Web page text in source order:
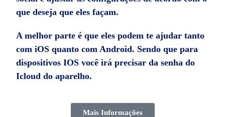
que deseja que eles façam.
A melhor parte é que eles podem te ajudar tanto
com iOS quanto com Android. Sendo que para
dispositivos IOS você irá precisar da senha do
Icloud do aparelho.
Mais Informações